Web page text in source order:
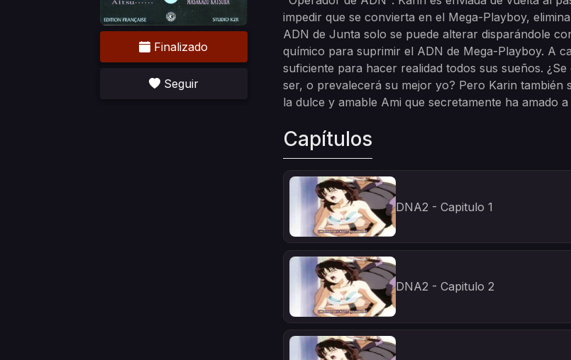
Finalizado
Seguir
impedir que se convierta en el Mega-Playboy,
ADN de Junta solo se puede alterar disparándole
químico para suprimir el ADN de Mega-Playboy. A
suficiente para hacer realidad todos sus sueños.
ser, o prevalecerá su mejor yo? Pero Karin también
la dulce y amable Ami que secretamente ha amado
Capítulos
DNA2 - Capitulo 1
DNA2 - Capitulo 2